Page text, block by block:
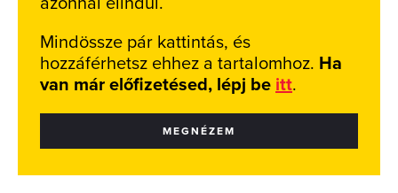
Mindössze pár kattintás, és
hozzáférhetsz ehhez a tartalomhoz. Ha
van már előfizetésed, lépj be itt.
MEGNÉZEM